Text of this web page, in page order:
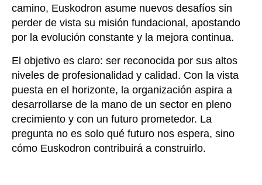
camino, Euskodron asume nuevos desafíos sin
perder de vista su misión fundacional, apostando
por la evolución constante y la mejora continua.
El objetivo es claro: ser reconocida por sus altos
niveles de profesionalidad y calidad. Con la vista
puesta en el horizonte, la organización aspira a
desarrollarse de la mano de un sector en pleno
crecimiento y con un futuro prometedor. La
pregunta no es solo qué futuro nos espera, sino
cómo Euskodron contribuirá a construirlo.